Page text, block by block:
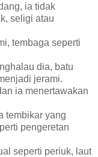
ia tidak
seligi atau
tembaga seperti
dia, batu
jerami.
ia menertawakan
tembikar yang
pengeretan
seperti periuk, laut